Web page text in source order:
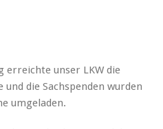
unser LKW die
die Sachspenden wurden
umgeladen.